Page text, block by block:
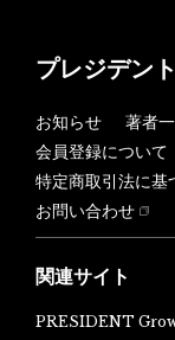
プレジデン
お知らせ 著者
会員登録について
特定商取引法に基
お問い合わせ
関連サイト
PRESIDENT